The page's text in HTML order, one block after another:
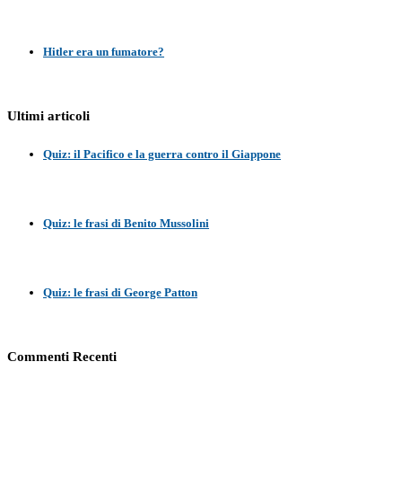
Hitler era un fumatore?
Ultimi articoli
Quiz: il Pacifico e la guerra contro il Giappone
Quiz: le frasi di Benito Mussolini
Quiz: le frasi di George Patton
Commenti Recenti